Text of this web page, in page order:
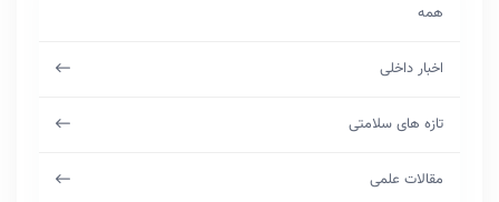
همه
اخبار داخلی
تازه های سلامتی
مقالات علمی